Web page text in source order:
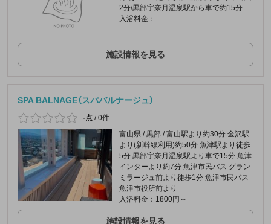
2分/黒部宇奈月温泉駅から車で約15分
入浴料金：-
施設情報を見る
SPA BALNAGE（スパバルナージュ）
-点 /0件
富山県 / 黒部 / 富山駅より約30分 金沢駅
より(新幹線利用)約50分 魚津駅より徒歩
5分 黒部宇奈月温泉駅より車で15分 魚津
インターより約7分 魚津市民バス グラン
ミラージュ前より徒歩1分 魚津市民バス
魚津市役所前より
入浴料金：1800円～
施設情報を見る